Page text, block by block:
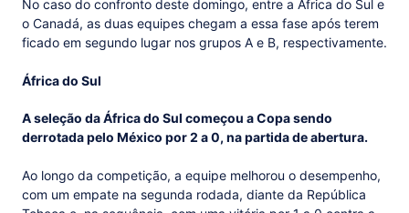
No caso do confronto deste domingo, entre a África do Sul e
o Canadá, as duas equipes chegam a essa fase após terem
ficado em segundo lugar nos grupos A e B, respectivamente.
África do Sul
A seleção da África do Sul começou a Copa sendo
derrotada pelo México por 2 a 0, na partida de abertura.
Ao longo da competição, a equipe melhorou o desempenho,
com um empate na segunda rodada, diante da República